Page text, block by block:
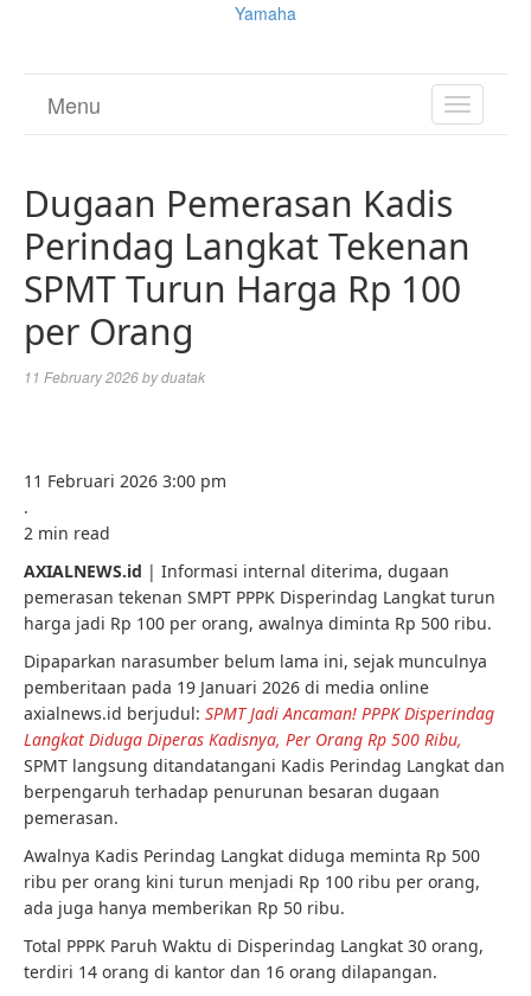
Yamaha
TOGGLE
Menu
Dugaan Pemerasan Kadis
Perindag Langkat Tekenan
SPMT Turun Harga Rp 100
per Orang
11 February 2026byduatak
11 Februari 2026 3:00 pm
.
2 min read
AXIALNEWS.id | Informasi internal diterima, dugaan
pemerasan tekenan SMPT PPPK Disperindag Langkat turun
harga jadi Rp 100 per orang, awalnya diminta Rp 500 ribu.
Dipaparkan narasumber belum lama ini, sejak munculnya
pemberitaan pada 19 Januari 2026 di media online
axialnews.id berjudul: SPMT Jadi Ancaman! PPPK Disperindag
Langkat Diduga Diperas Kadisnya, Per Orang Rp 500 Ribu,
SPMT langsung ditandatangani Kadis Perindag Langkat dan
berpengaruh terhadap penurunan besaran dugaan
pemerasan.
Awalnya Kadis Perindag Langkat diduga meminta Rp 500
ribu per orang kini turun menjadi Rp 100 ribu per orang,
ada juga hanya memberikan Rp 50 ribu.
Total PPPK Paruh Waktu di Disperindag Langkat 30 orang,
terdiri 14 orang di kantor dan 16 orang dilapangan.